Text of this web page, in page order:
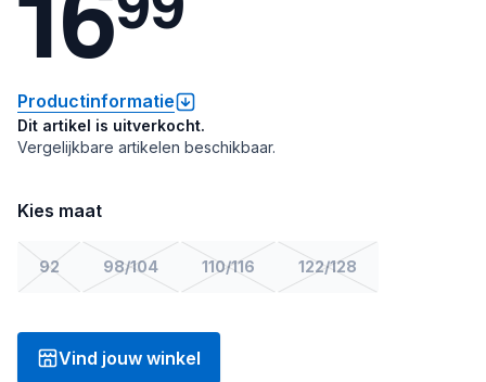
Productinformatie
Dit artikel is uitverkocht.
Vergelijkbare artikelen beschikbaar.
Kies maat
92 98/104 110/116 122/128
Vind jouw winkel